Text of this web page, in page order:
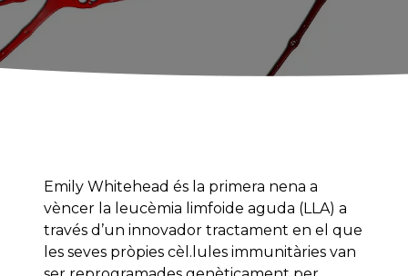
Emily Whitehead és la primera nena a
vèncer la leucèmia limfoide aguda (LLA) a
través d’un innovador tractament en el que
les seves pròpies cèl.lules immunitàries van